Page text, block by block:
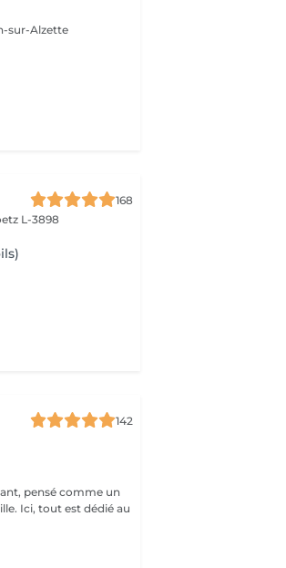
sur-Alzette
168
L-3898
142
pensé comme un
Ici, tout est dédié au